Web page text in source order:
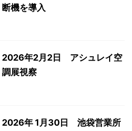
断機を導入
2026年2月2日 アシュレイ空
調展視察
2026年 1月30日 池袋営業所